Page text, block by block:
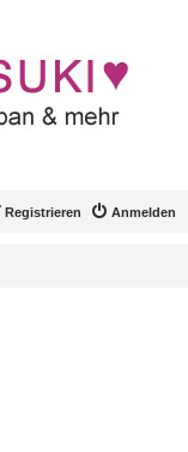
Anmelden
Registrieren